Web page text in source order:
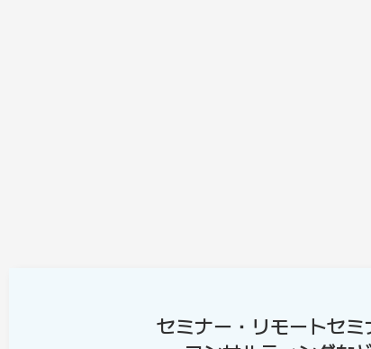
セミナー・リモートセミ